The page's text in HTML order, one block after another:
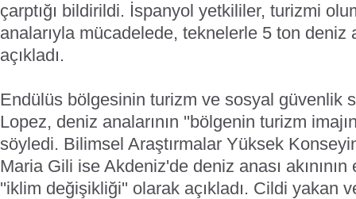
çarptığı bildirildi. İspanyol yetkililer, turizmi
analarıyla mücadelede, teknelerle 5 ton deniz
açıkladı.
Endülüs bölgesinin turizm ve sosyal güvenlik
Lopez, deniz analarının ''bölgenin turizm
söyledi. Bilimsel Araştırmalar Yüksek
Maria Gili ise Akdeniz'de deniz anası
''iklim değişikliği'' olarak açıkladı. Cildi yakan